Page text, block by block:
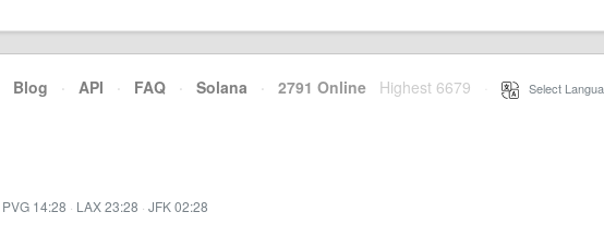
Blog · API · FAQ · Solana · 2791 Online Highest 6679 Select
PVG 14:28 · LAX 23:28 · JFK 02:28